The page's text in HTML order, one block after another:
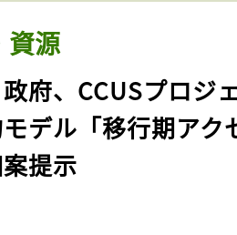
資源
政府、CCUSプロジ
デル「移行期アク
提示